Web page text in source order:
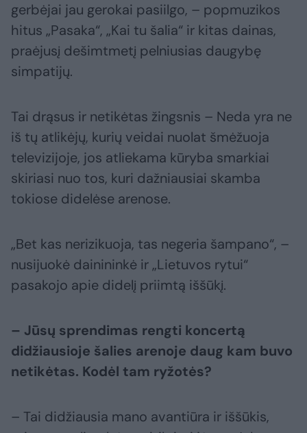
gerbėjai jau gerokai pasiilgo, – popmuzikos
hitus „Pasaka“, „Kai tu šalia“ ir kitas dainas,
praėjusį dešimtmetį pelniusias daugybę
simpatijų.
Tai drąsus ir netikėtas žingsnis – Neda yra ne
iš tų atlikėjų, kurių veidai nuolat šmėžuoja
televizijoje, jos atliekama kūryba smarkiai
skiriasi nuo tos, kuri dažniausiai skamba
tokiose didelėse arenose.
„Bet kas nerizikuoja, tas negeria šampano“, –
nusijuokė dainininkė ir „Lietuvos rytui“
pasakojo apie didelį priimtą iššūkį.
– Jūsų sprendimas rengti koncertą
didžiausioje šalies arenoje daug kam buvo
netikėtas. Kodėl tam ryžotės?
– Tai didžiausia mano avantiūra ir iššūkis,